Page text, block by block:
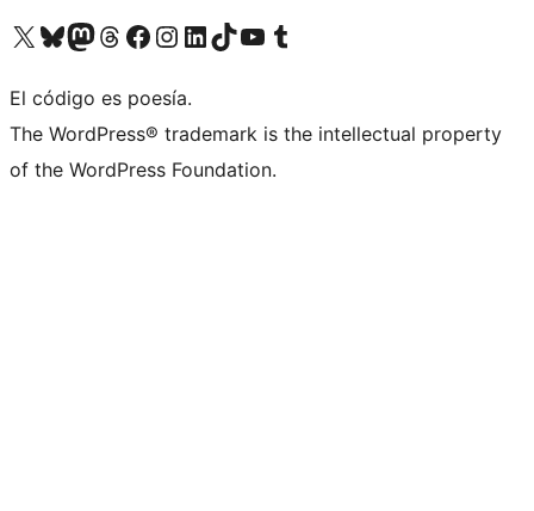
Visit our X (formerly Twitter) account
Visit our Bluesky account
Visit our Mastodon account
Visit our Threads account
Visita nuestra página de Facebook
Visita nuestra cuenta de Instagram
Visita nuestra cuenta de LinkedIn
Visit our TikTok account
Visita nuestro canal de YouTube
Visit our Tumblr account
El código es poesía.
The WordPress® trademark is the intellectual property
of the WordPress Foundation.